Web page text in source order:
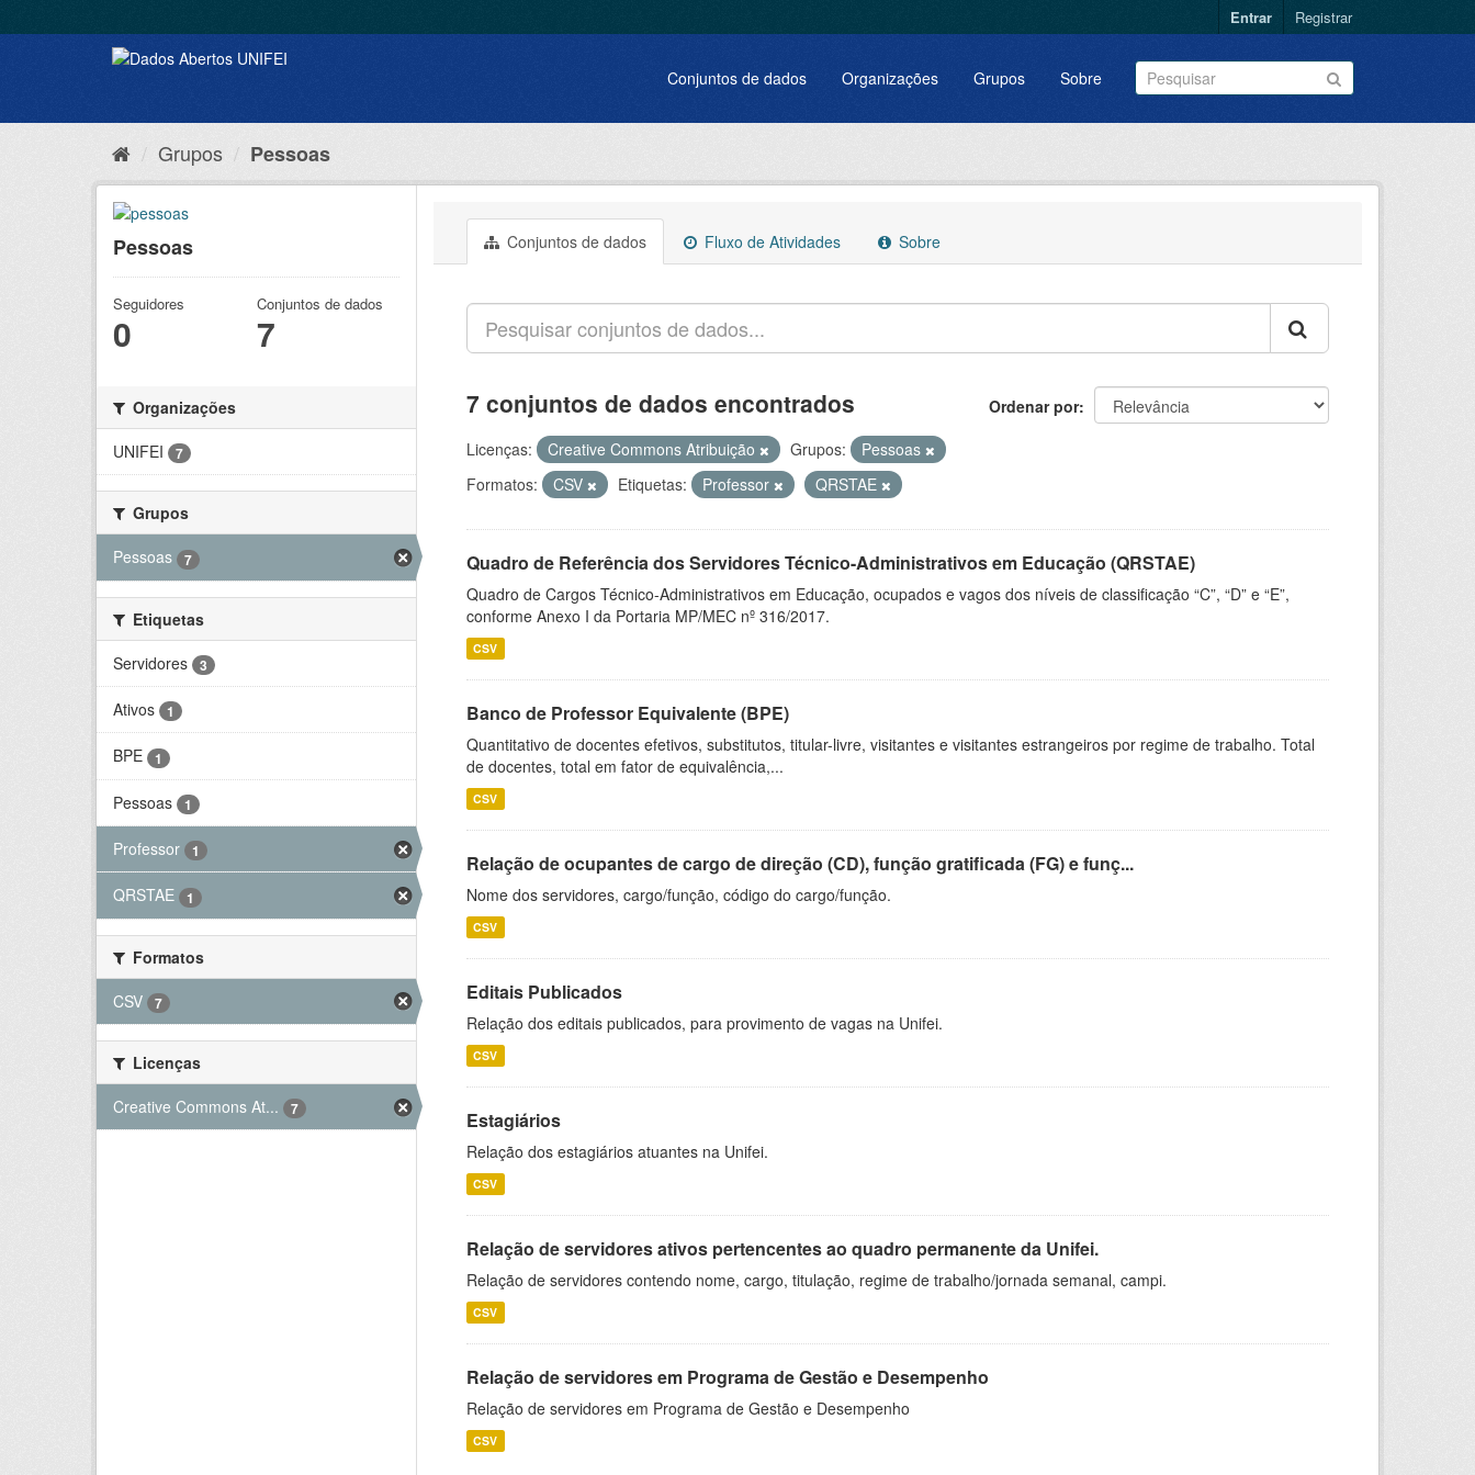
Entrar Registrar
Conjuntos de dados Organizações Grupos Sobre
Grupos Pessoas
Pessoas
Seguidores
0
Conjuntos de dados
7
Organizações
UNIFEI
7
Grupos
Pessoas
7
Etiquetas
Servidores
3
Ativos 1
BPE 1
Pessoas 1
Professor 1
QRSTAE 1
Formatos
CSV
7
Licenças
Creative Commons At...
7
Conjuntos de dados Fluxo de Atividades Sobre
Ordenar por
7 conjuntos de dados encontrados
Licenças: Creative Commons Atribuição Grupos:
Pessoas
Formatos:
CSV Etiquetas: Professor QRSTAE
Quadro de Referência dos Servidores Técnico-Administrativos em Educação (QRSTAE)
Quadro de Cargos Técnico-Administrativos em Educação, ocupados e vagos dos níveis de classificação “C”, “D” e “E”,
conforme Anexo I da Portaria MP/MEC nº 316/2017.
CSV
Banco de Professor Equivalente (BPE)
Quantitativo de docentes efetivos, substitutos, titular-livre, visitantes e visitantes estrangeiros por regime de trabalho. Total
de docentes, total em fator de equivalência,...
CSV
Relação de ocupantes de cargo de direção (CD), função gratificada (FG) e funç...
Nome dos servidores, cargo/função, código do cargo/função.
CSV
Editais Publicados
Relação dos editais publicados, para provimento de vagas na Unifei.
CSV
Estagiários
Relação dos estagiários atuantes na Unifei.
CSV
Relação de servidores ativos pertencentes ao quadro permanente da Unifei.
Relação de servidores contendo nome, cargo, titulação, regime de trabalho/jornada semanal, campi.
CSV
Relação de servidores em Programa de Gestão e Desempenho
Relação de servidores em Programa de Gestão e Desempenho
CSV